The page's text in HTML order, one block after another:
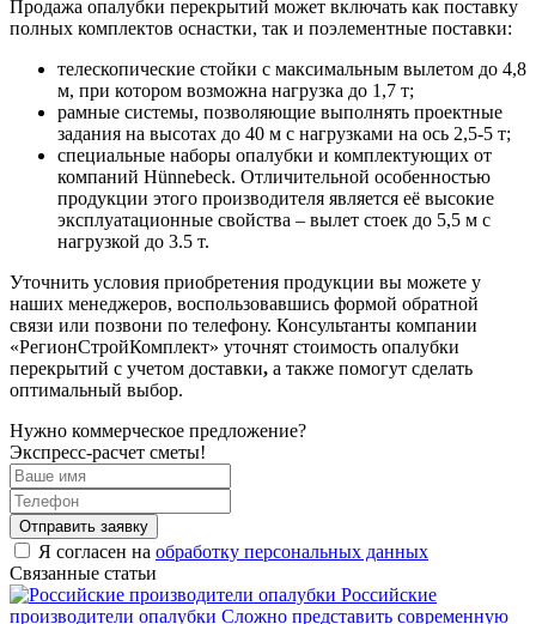
Продажа опалубки перекрытий может включать как поставку
полных комплектов оснастки, так и поэлементные поставки:
телескопические стойки с максимальным вылетом до 4,8
м, при котором возможна нагрузка до 1,7 т;
рамные системы, позволяющие выполнять проектные
задания на высотах до 40 м с нагрузками на ось 2,5-5 т;
специальные наборы опалубки и комплектующих от
компаний Hünnebeck. Отличительной особенностью
продукции этого производителя является её высокие
эксплуатационные свойства – вылет стоек до 5,5 м с
нагрузкой до 3.5 т.
Уточнить условия приобретения продукции вы можете у
наших менеджеров, воспользовавшись формой обратной
связи или позвони по телефону. Консультанты компании
«РегионСтройКомплект» уточнят стоимость опалубки
перекрытий с учетом доставки, а также помогут сделать
оптимальный выбор.
Нужно коммерческое предложение?
Экспресс-расчет сметы!
Отправить заявку
Я согласен на обработку персональных данных
Связанные статьи
Российские
производители опалубки Сложно представить современную